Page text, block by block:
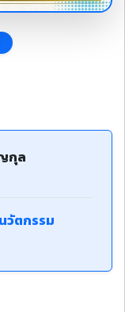
กุล
วัตกรรม